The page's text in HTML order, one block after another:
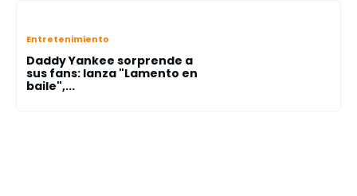
Entretenimiento
Daddy Yankee sorprende a
sus fans: lanza "Lamento en
baile",...